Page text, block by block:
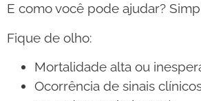
E como você pode ajudar?
Fique de olho:
Mortalidade alta ou
Ocorrência de sinais